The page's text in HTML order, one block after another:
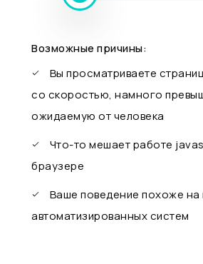
Возможные причины:
Вы просматриваете
со скоростью, намного
ожидаемую от человека
Что-то мешает работе
браузере
Ваше поведение похоже на
автоматизированных систем